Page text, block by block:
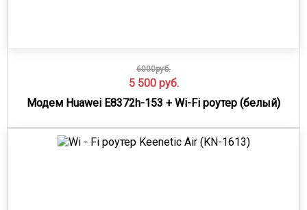
6000руб.
5 500 руб.
Модем Huawei E8372h-153 + Wi-Fi роутер (белый)